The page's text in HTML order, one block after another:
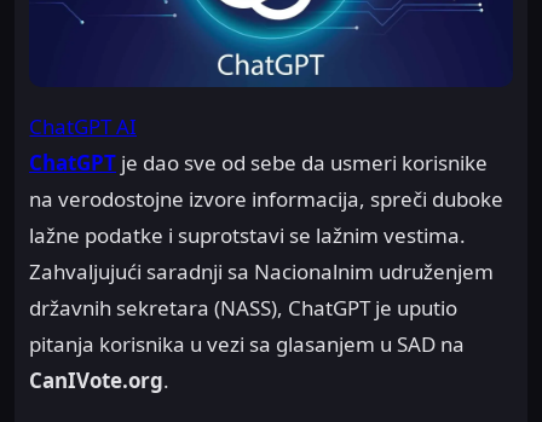
ChatGPT AI
ChatGPT je dao sve od sebe da usmeri korisnike
na verodostojne izvore informacija, spreči duboke
lažne podatke i suprotstavi se lažnim vestima.
Zahvaljujući saradnji sa Nacionalnim udruženjem
državnih sekretara (NASS), ChatGPT je uputio
pitanja korisnika u vezi sa glasanjem u SAD na
CanIVote.org.